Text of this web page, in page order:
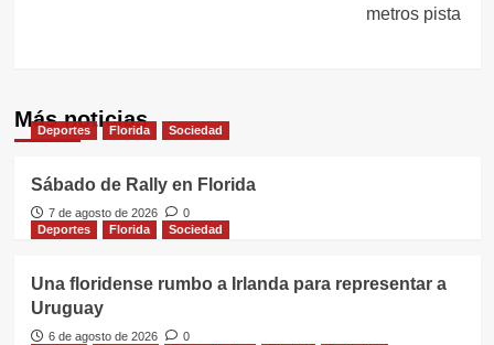
metros pista
Más noticias
Deportes Florida Sociedad
Sábado de Rally en Florida
7 de agosto de 2026
0
Deportes
Florida Sociedad
Una floridense rumbo a Irlanda para representar a
Uruguay
6 de agosto de 2026
0